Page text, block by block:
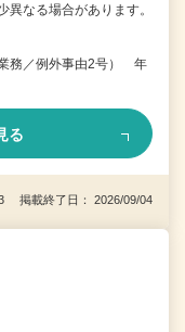
なる場合があります。
務／例外事由2号） 年
る
掲載終了日： 2026/09/04